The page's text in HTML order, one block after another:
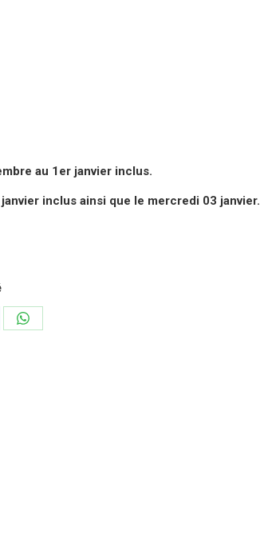
au 1er janvier inclus.
inclus ainsi que le mercredi 03 janvier.
Partager